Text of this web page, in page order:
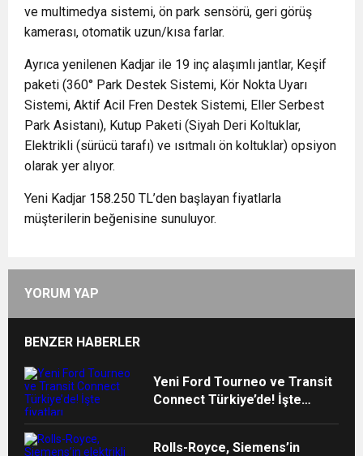
ve multimedya sistemi, ön park sensörü, geri görüş
kamerası, otomatik uzun/kısa farlar.
Ayrıca yenilenen Kadjar ile 19 inç alaşımlı jantlar, Keşif
paketi (360° Park Destek Sistemi, Kör Nokta Uyarı
Sistemi, Aktif Acil Fren Destek Sistemi, Eller Serbest
Park Asistanı), Kutup Paketi (Siyah Deri Koltuklar,
Elektrikli (sürücü tarafı) ve ısıtmalı ön koltuklar) opsiyon
olarak yer alıyor.
Yeni Kadjar 158.250 TL’den başlayan fiyatlarla
müşterilerin beğenisine sunuluyor.
YORUM YAP
BENZER HABERLER
Yeni Ford Tourneo ve Transit
Connect Türkiye’de! İşte
Rolls-Royce, Siemens’in